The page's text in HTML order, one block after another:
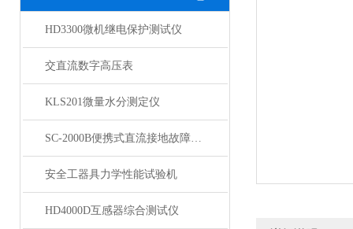
HD3300微机继电保护测试仪
交直流数字高压表
KLS201微量水分测定仪
SC-2000B便携式直流接地故障检测仪
安全工器具力学性能试验机
HD4000D互感器综合测试仪